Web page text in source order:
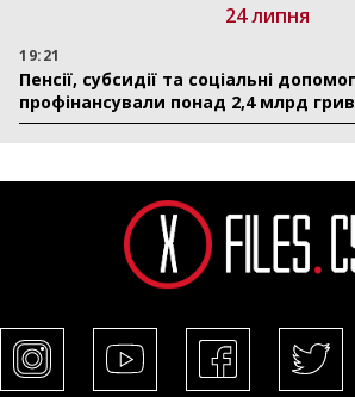
24 липня
19:21
Пенсії, субсидії та соціальні
профінансували понад 2,4 млрд